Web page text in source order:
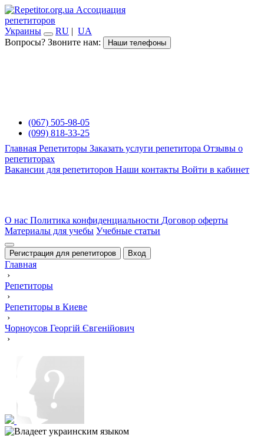
Ассоциация
репетиторов
Украины
RU | UA
Вопросы? Звоните нам:
Наши телефоны
(067) 505-98-05
(099) 818-33-25
Главная Репетиторы Заказать услуги репетитора Отзывы о
репетиторах
Вакансии для репетиторов Наши контакты Войти в кабинет
О нас Политика конфиденциальности Договор оферты
Материалы для учебы Учебные статьи
Регистрация для репетиторов Вход
Главная
›
Репетиторы
›
Репетиторы в Киеве
›
Чорноусов Георгій Євгенійович
›